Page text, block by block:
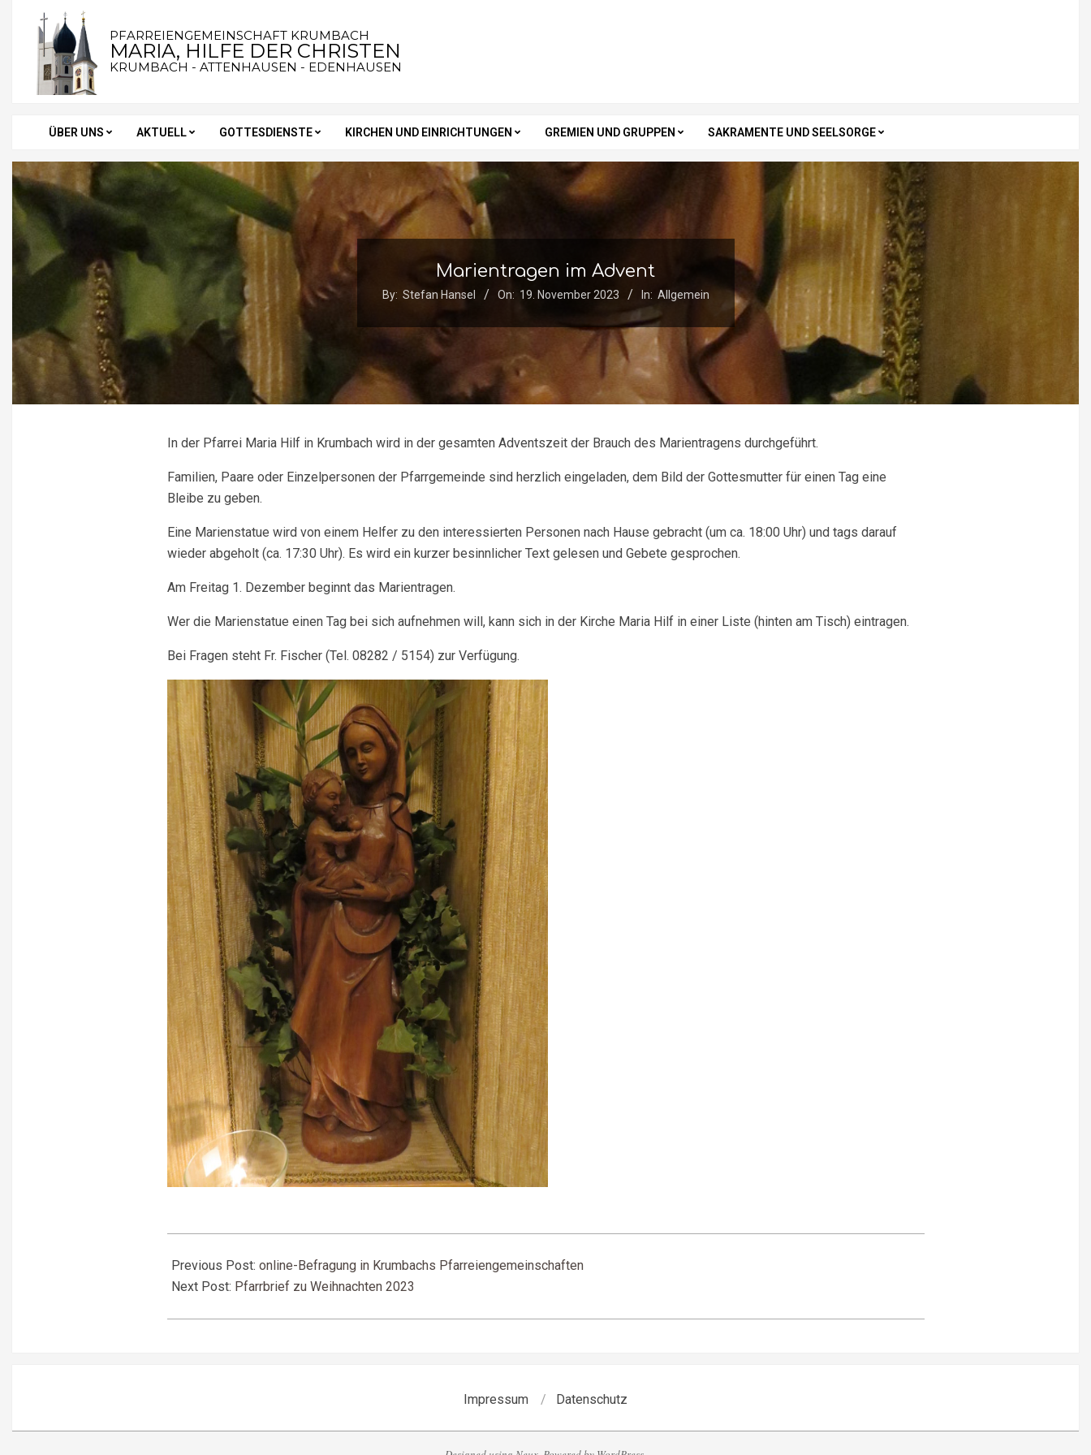
content
PFARREIENGEMEINSCHAFT KRUMBACH
MARIA, HILFE DER CHRISTEN
KRUMBACH - ATTENHAUSEN - EDENHAUSEN
Secondary
Navigation
Menu
ÜBER UNS AKTUELL GOTTESDIENSTE KIRCHEN UND EINRICHTUNGEN GREMIEN UND GRUPPEN SAKRAMENTE UND SEELSORGE
Marientragen im Advent
By: Stefan Hansel On: 19. November 2023 In: Allgemein
In der Pfarrei Maria Hilf in Krumbach wird in der gesamten Adventszeit der Brauch des Marientragens durchgeführt.
Familien, Paare oder Einzelpersonen der Pfarrgemeinde sind herzlich eingeladen, dem Bild der Gottesmutter für einen Tag eine
Bleibe zu geben.
Eine Marienstatue wird von einem Helfer zu den interessierten Personen nach Hause gebracht (um ca. 18:00 Uhr) und tags darauf
wieder abgeholt (ca. 17:30 Uhr). Es wird ein kurzer besinnlicher Text gelesen und Gebete gesprochen.
Am Freitag 1. Dezember beginnt das Marientragen.
Wer die Marienstatue einen Tag bei sich aufnehmen will, kann sich in der Kirche Maria Hilf in einer Liste (hinten am Tisch) eintragen.
Bei Fragen steht Fr. Fischer (Tel. 08282 / 5154) zur Verfügung.
11-
19
Previous Post: online-Befragung in Krumbachs Pfarreiengemeinschaften
Next Post: Pfarrbrief zu Weihnachten 2023
Impressum Datenschutz